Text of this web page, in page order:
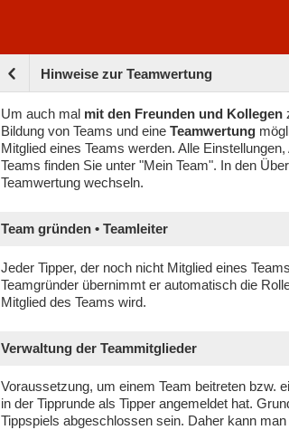
Hinweise zur Teamwertung
Um auch mal mit den Freunden und Kollegen
Bildung von Teams und eineTeamwertung
Mitglied eines Teams werden. Alle
Teams finden Sie unter "Mein Team". In den
Teamwertung wechseln.
Team gründen • Teamleiter
Jeder Tipper, der noch nicht Mitglied eines
Teamgründer übernimmt er automatisch die
Mitglied des Teams wird.
Verwaltung der Teammitglieder
Voraussetzung, um einem Team beitreten bzw.
in der Tipprunde als Tipper angemeldet hat.
Tippspiels abgeschlossen sein. Daher kann